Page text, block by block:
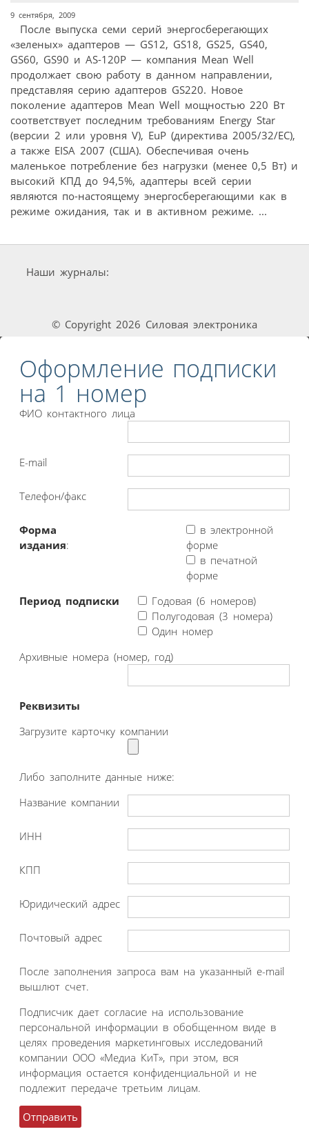
9 сентября, 2009
После выпуска семи серий энергосберегающих
«зеленых» адаптеров — GS12, GS18, GS25, GS40,
GS60, GS90 и AS-120P — компания Mean Well
продолжает свою работу в данном направлении,
представляя серию адаптеров GS220. Новое
поколение адаптеров Mean Well мощностью 220 Вт
соответствует последним требованиям Energy Star
(версии 2 или уровня V), EuP (директива 2005/32/EC),
а также EISA 2007 (США). Обеспечивая очень
маленькое потребление без нагрузки (менее 0,5 Вт) и
высокий КПД до 94,5%, адаптеры всей серии
являются по-настоящему энергосберегающими как в
режиме ожидания, так и в активном режиме. ...
Наши журналы:
© Copyright 2026 Силовая электроника
Оформление подписки
на 1 номер
ФИО контактного лица
E-mail
Телефон/факс
Форма
издания:
в электронной
форме
в печатной
форме
Период подписки
Годовая (6 номеров)
Полугодовая (3 номера)
Один номер
Архивные номера (номер, год)
Реквизиты
Загрузите карточку компании
Либо заполните данные ниже:
Название компании
ИНН
КПП
Юридический адрес
Почтовый адрес
После заполнения запроса вам на указанный e-mail
вышлют счет.
Подписчик дает согласие на использование
персональной информации в обобщенном виде в
целях проведения маркетинговых исследований
компании ООО «Медиа КиТ», при этом, вся
информация остается конфиденциальной и не
подлежит передаче третьим лицам.